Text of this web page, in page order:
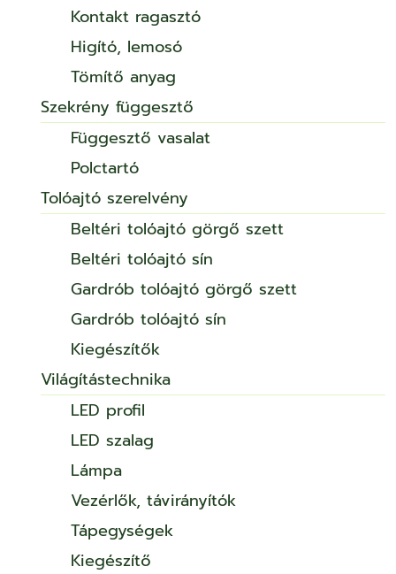
Kontakt ragasztó
Higító, lemosó
Tömítő anyag
Szekrény függesztő
Függesztő vasalat
Polctartó
Tolóajtó szerelvény
Beltéri tolóajtó görgő szett
Beltéri tolóajtó sín
Gardrób tolóajtó görgő szett
Gardrób tolóajtó sín
Kiegészítők
Világítástechnika
LED profil
LED szalag
Lámpa
Vezérlők, távirányítók
Tápegységek
Kiegészítő